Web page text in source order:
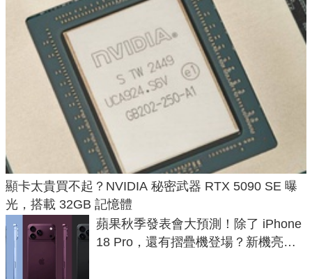
顯卡太貴買不起？NVIDIA 秘密武器 RTX 5090 SE 曝
光，搭載 32GB 記憶體
蘋果秋季發表會大預測！除了 iPhone
18 Pro，還有摺疊機登場？新機亮點